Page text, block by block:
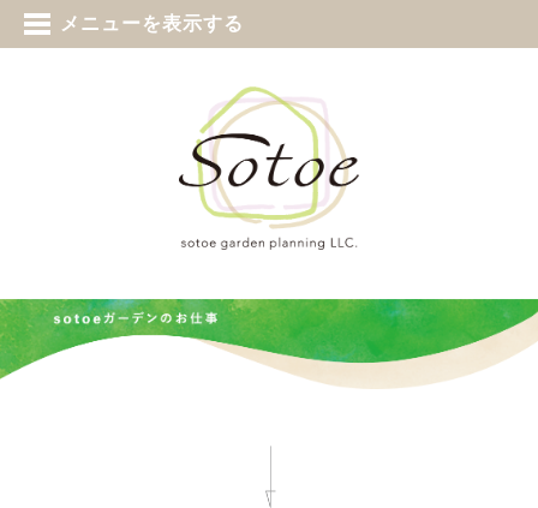
メニューを表示する
tel 0187-73-5388